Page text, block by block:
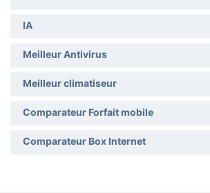
IA
Meilleur Antivirus
Meilleur climatiseur
Comparateur Forfait mobile
Comparateur Box Internet